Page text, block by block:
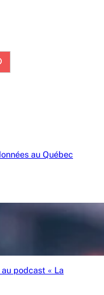
au Québec
podcast « La